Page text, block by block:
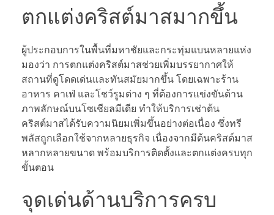
ตกแต่งคริสต์มาสมากขึ้น
ผู้ประกอบการในพื้นที่มหาชัยและกระทุ่มแบนหลายแห่ง
มองว่า การตกแต่งคริสต์มาสช่วยเพิ่มบรรยากาศให้
สถานที่ดูโดดเด่นและทันสมัยมากขึ้น โดยเฉพาะร้าน
อาหาร คาเฟ่ และโชว์รูมต่าง ๆ ที่ต้องการแข่งขันด้าน
ภาพลักษณ์บนโซเชียลมีเดีย ทำให้บริการเช่าต้น
คริสต์มาสได้รับความนิยมเพิ่มขึ้นอย่างต่อเนื่อง ซึ่งทรี
พลัสถูกเลือกใช้จากหลายธุรกิจ เนื่องจากมีต้นคริสต์มาส
หลากหลายขนาด พร้อมบริการติดตั้งและตกแต่งครบทุก
ขั้นตอน
จุดเด่นด้านบริการครบ